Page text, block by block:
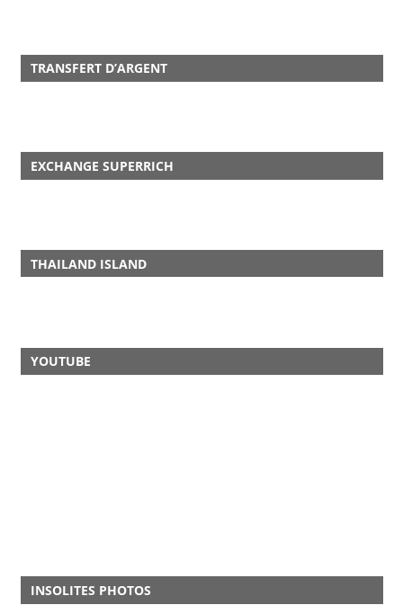
TRANSFERT D’ARGENT
EXCHANGE SUPERRICH
THAILAND ISLAND
YOUTUBE
INSOLITES PHOTOS